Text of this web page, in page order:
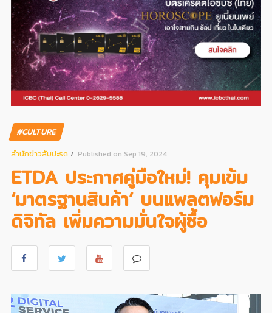
#CULTURE
สํานักข่าวสับปะรด
Published on Sep 19, 2024
ETDA ประกาศคู่มือใหม่! คุมเข้ม
‘มาตรฐานสินค้า’ บนแพลตฟอร์ม
ดิจิทัล เพิ่มความมั่นใจผู้ซื้อ